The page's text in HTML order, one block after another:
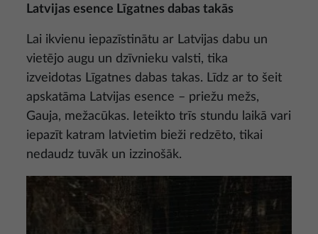
Latvijas esence Līgatnes dabas takās
Lai ikvienu iepazīstinātu ar Latvijas dabu un
vietējo augu un dzīvnieku valsti, tika
izveidotas Līgatnes dabas takas. Līdz ar to šeit
apskatāma Latvijas esence – priežu mežs,
Gauja, mežacūkas. Ieteikto trīs stundu laikā vari
iepazīt katram latvietim bieži redzēto, tikai
nedaudz tuvāk un izzinošāk.